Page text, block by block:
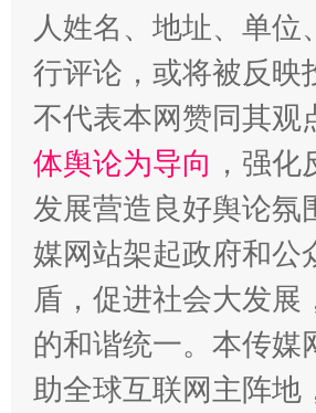
人姓名、地址、单
行评论，或将被反映
不代表本网赞同其观
体舆论为导向 ，强
发展营造良好舆论氛
媒网站架起政府和公
盾，促进社会大发
的和谐统一。本传媒
助全球互联网主阵